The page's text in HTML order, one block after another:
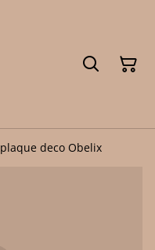
plaque deco Obelix